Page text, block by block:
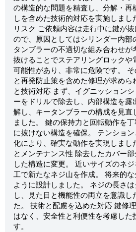
の構造的な問題を精査し、分解・再
しを含めた技術的対応を実施しまし
リスク ご依頼内容は走行中に鍵が
ので、原因としてはシリンダー内部
タンブラーの不適切な組み合わせが
抜けることでステアリングロックや
可能性があり、非常に危険です。
と再発防止策を含めた修理が求めら
と技術対応 まず、イグニッション
ーをドリルで除去し、内部構造を露
解し、キータンブラーの構成を見直
ました。 鍵の保持力と回転動作を
に抜けない構造を確保。 テンショ
化により、確実な動作を実現しまし
とメンテナンス性 除去したカバー
した構造に変更。 近いサイズのネ
工で新たなネジ山を作成。 将来的
ように設計しました。 ネジの長さ
し、見た目と機能性の両立を意識し
た。 技術と配慮を込めた対応 鍵修
はなく、安全性と利便性を考慮した
す。